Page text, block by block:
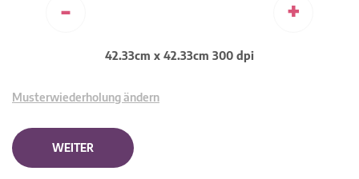
- +
42.33cm x 42.33cm 300 dpi
Musterwiederholung ändern
WEITER